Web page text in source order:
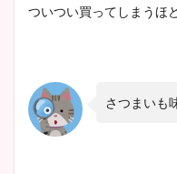
ついつい買ってしまうほ
さつまいも